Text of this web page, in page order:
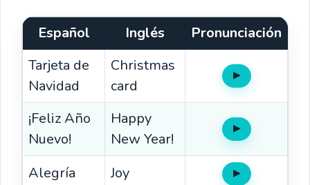
Español Inglés
Pronunciación
Tarjeta de
Navidad
Christmas
card
▶Oír
¡Feliz Año
Nuevo!
Happy
New Year!
▶Oír
Alegría Joy ▶Oír